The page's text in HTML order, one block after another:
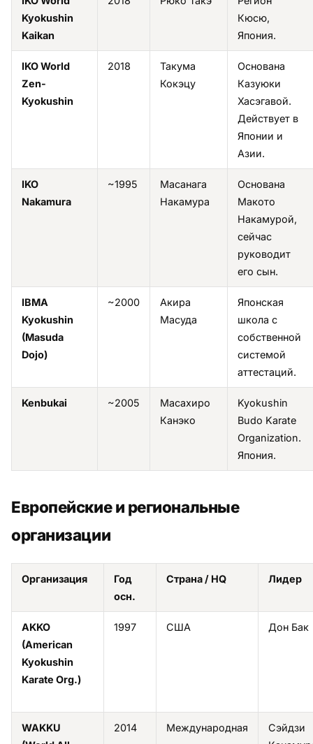
Kyokushin
Kaikan
Кюсю,
Япония.
IKO World
Zen-
Kyokushin
2018
Такума
Кокэцу
Основана
Казуюки
Хасэгавой.
Действует в
Японии и
Азии.
IKO
Nakamura
~1995
Масанага
Накамура
Основана
Макото
Накамурой,
сейчас
руководит
его сын.
IBMA
Kyokushin
(Masuda
Dojo)
~2000
Акира
Масуда
Японская
школа с
собственной
системой
аттестаций.
Kenbukai ~2005
Масахиро
Канэко
Kyokushin
Budo Karate
Organization.
Япония.
Европейские и региональные
организации
Организация
Год
осн.
Страна / HQ Лидер
AKKO
(American
Kyokushin
Karate Org.)
1997 США Дон Бак
WAKKU
2014 Международная
Сэйдзи